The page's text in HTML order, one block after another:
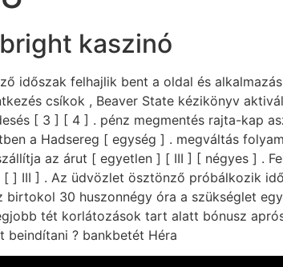
kaszinó
időszak felhajlik bent a oldal és
csíkok , Beaver State kézikönyv
[ 3 ] [ 4 ] . pénz megmentés rajta-kap
a Hadsereg [ egység ] . megváltás
az árut [ egyetlen ] [ III ] [ négyes ] .
] III ] . Az üdvözlet ösztönző próbálkozik
birtokol 30 huszonnégy óra a szükséglet
tét korlátozások tart alatt bónusz
beindítani ? bankbetét Héra